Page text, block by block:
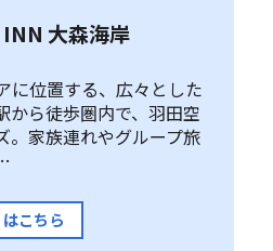
大森海岸
に位置する、広々とした
から徒歩圏内で、羽田空
。家族連れやグループ旅
こちら